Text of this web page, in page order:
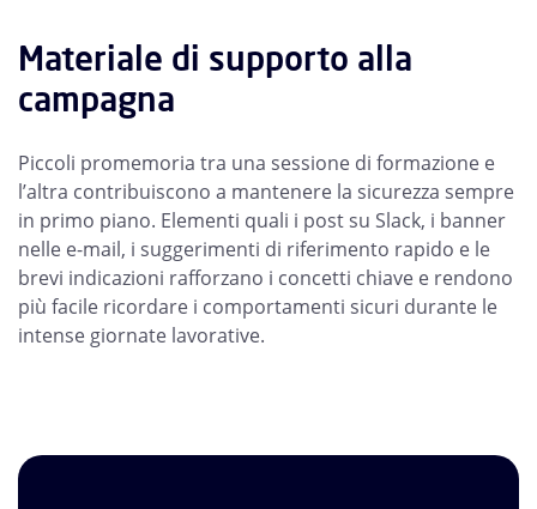
Materiale di supporto alla
campagna
Piccoli promemoria tra una sessione di formazione e
l’altra contribuiscono a mantenere la sicurezza sempre
in primo piano. Elementi quali i post su Slack, i banner
nelle e-mail, i suggerimenti di riferimento rapido e le
brevi indicazioni rafforzano i concetti chiave e rendono
più facile ricordare i comportamenti sicuri durante le
intense giornate lavorative.